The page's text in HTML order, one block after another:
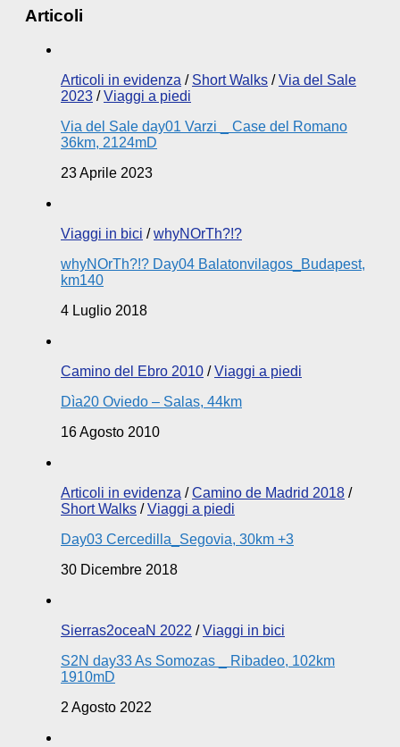
Articoli
Articoli in evidenza / Short Walks /Via del Sale
2023 /Viaggi a piedi
Via del Sale day01 Varzi _ Case del Romano
36km, 2124mD
23 Aprile 2023
Viaggi in bici /whyNOrTh?!?
whyNOrTh?!? Day04 Balatonvilagos_Budapest,
km140
4 Luglio 2018
Camino del Ebro 2010 /Viaggi a piedi
Dìa20 Oviedo – Salas, 44km
16 Agosto 2010
Articoli in evidenza /Camino de Madrid 2018 /
Short Walks /Viaggi a piedi
Day03 Cercedilla_Segovia, 30km +3
30 Dicembre 2018
Sierras2oceaN 2022 /Viaggi in bici
S2N day33 As Somozas _ Ribadeo, 102km
1910mD
2 Agosto 2022